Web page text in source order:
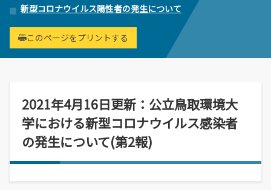
学章、シンボルマーク
公募情報
施設・学外拠点
環境問題･環境教育への取り組み
広報誌・刊行物
SNS(ソーシャル・メディア)公式アカウント一覧
公立鳥取環境大学の研究・附属機関のご
紹介です。
公立鳥取環境大学の地域連携の取り組み
をご案内、ご紹介します。
経営学部
経営学科
人間形成
教育センター
入学を決めた理由(先輩の声)
てご案内
進学相談会
通学等
学校学生生徒旅客運賃割引証(学割証)
保険について
スチューデント・コモンズ
アルバイトの紹介
委員会、クラブ・サークル活動
各団体の活動を紹介します。
学納金、授業料減免・奨学金等
学費、入学料についてご案内
就職活動について
就職･進学実績
学内企業説明会の申し込み
求人の申し込み
訪問者別
高校教員
一般・企業の方
新型コロナウイルス陽性者の発生について
このページをプリントする
2021年4月16日更新：公立鳥取環境大
学における新型コロナウイルス感染者
の発生について(第2報)